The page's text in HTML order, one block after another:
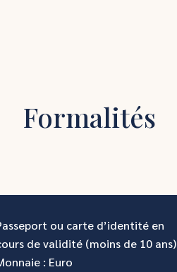
Formalités
ou carte d’identité en
de validité (moins de 10 ans)
: Euro